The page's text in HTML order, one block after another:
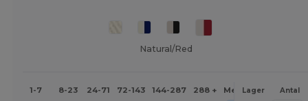
Natural/Red
1-7 8-23 24-71 72-143 144-287 288 + MereLager Antal